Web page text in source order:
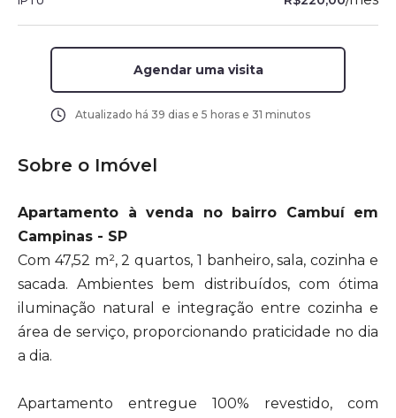
Agendar uma visita
Atualizado há 39 dias e 5 horas e 31 minutos
Sobre o Imóvel
Apartamento à venda no bairro Cambuí em
Campinas - SP
Com 47,52 m², 2 quartos, 1 banheiro, sala, cozinha e
sacada. Ambientes bem distribuídos, com ótima
iluminação natural e integração entre cozinha e
área de serviço, proporcionando praticidade no dia
a dia.
Apartamento entregue 100% revestido, com